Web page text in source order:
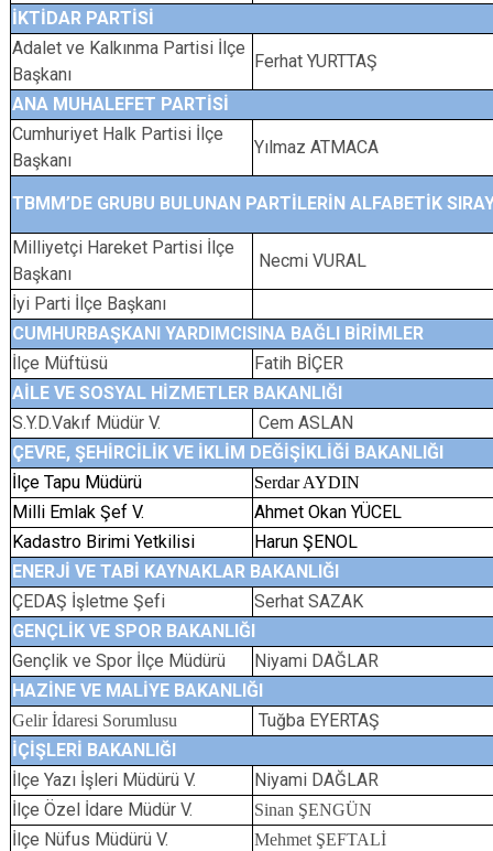
İKTİDAR PARTİSİ
Adalet ve Kalkınma Partisi İlçe
Başkanı
Ferhat YURTTAŞ
ANA MUHALEFET PARTİSİ
Cumhuriyet Halk Partisi İlçe
Başkanı
Yılmaz ATMACA
TBMM’DE GRUBU BULUNAN PARTİLERİN ALFABETİK
Milliyetçi Hareket Partisi İlçe
Başkanı
Necmi VURAL
İyi Parti İlçe Başkanı
CUMHURBAŞKANI YARDIMCISINA BAĞLI BİRİMLER
İlçe Müftüsü
Fatih BİÇER
AİLE VE SOSYAL HİZMETLER
S.Y.D.Vakıf Müdür V.
Cem ASLAN
ÇEVRE, ŞEHİRCİLİK VE İKLİM DEĞİŞİKLİĞİ BAKANLIĞI
İlçe Tapu Müdürü
Serdar AYDIN
Milli Emlak Şef V.
Ahmet Okan YÜCEL
Kadastro Birimi Yetkilisi
Harun ŞENOL
ENERJİ VE TABİ KAYNAKLAR BAKANLIĞI
ÇEDAŞ İşletme Şefi
Serhat SAZAK
GENÇLİK VE SPOR
Gençlik ve Spor İlçe Müdürü
Niyami DAĞLAR
HAZİNE VE MALİYE BAKANLIĞI
Gelir İdaresi Sorumlusu
Tuğba EYERTAŞ
İÇİŞLERİ BAKANLIĞI
İlçe Yazı İşleri Müdürü V.
Niyami DAĞLAR
İlçe Özel İdare Müdür V.
Sinan ŞENGÜN
İlçe Nüfus Müdürü V. Mehmet ŞEFTALİ